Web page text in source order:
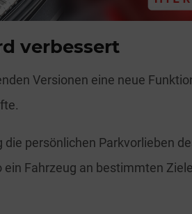
verbessert
Versionen eine neue
die persönlichen Parkvorlieben
Fahrzeug an bestimmten